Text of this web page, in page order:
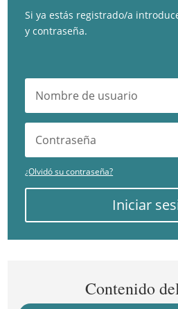
Si ya estás registrado/a
y contraseña.
¿Olvidó su contraseña?
Iniciar
Contenido